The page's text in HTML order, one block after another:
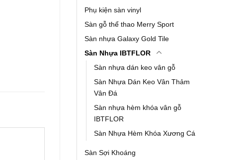
Phụ kiện sàn vinyl
Sàn gỗ thể thao Merry Sport
Sàn nhựa Galaxy Gold Tile
Sàn Nhựa IBTFLOR
Sàn nhựa dán keo vân gỗ
Sàn Nhựa Dán Keo Vân Thảm
Vân Đá
Sàn nhựa hèm khóa vân gỗ
IBTFLOR
Sàn Nhựa Hèm Khóa Xương Cá
Sàn Sợi Khoáng